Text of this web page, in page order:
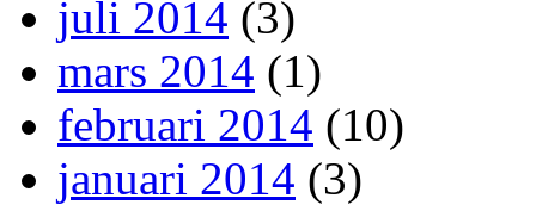
juli 2014 (3)
mars 2014 (1)
februari 2014 (10)
januari 2014 (3)